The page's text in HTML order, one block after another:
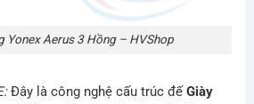
Yonex Aerus 3 Hồng – HVShop
Đây là công nghệ cấu trúc đếGiày